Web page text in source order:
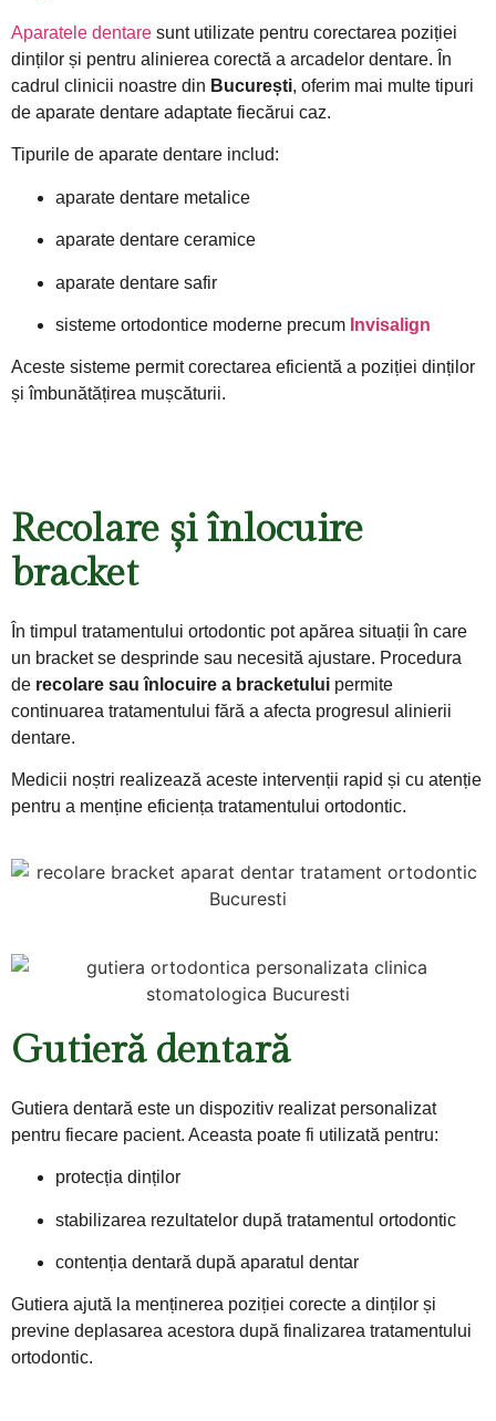
Aparatele dentare sunt utilizate pentru corectarea poziției
dinților și pentru alinierea corectă a arcadelor dentare. În
cadrul clinicii noastre din București, oferim mai multe tipuri
de aparate dentare adaptate fiecărui caz.
Tipurile de aparate dentare includ:
aparate dentare metalice
aparate dentare ceramice
aparate dentare safir
sisteme ortodontice moderne precum Invisalign
Aceste sisteme permit corectarea eficientă a poziției dinților
și îmbunătățirea mușcăturii.
Recolare și înlocuire
bracket
În timpul tratamentului ortodontic pot apărea situații în care
un bracket se desprinde sau necesită ajustare. Procedura
de recolare sau înlocuire a bracketului permite
continuarea tratamentului fără a afecta progresul alinierii
dentare.
Medicii noștri realizează aceste intervenții rapid și cu atenție
pentru a menține eficiența tratamentului ortodontic.
Gutieră dentară
Gutiera dentară este un dispozitiv realizat personalizat
pentru fiecare pacient. Aceasta poate fi utilizată pentru:
protecția dinților
stabilizarea rezultatelor după tratamentul ortodontic
contenția dentară după aparatul dentar
Gutiera ajută la menținerea poziției corecte a dinților și
previne deplasarea acestora după finalizarea tratamentului
ortodontic.